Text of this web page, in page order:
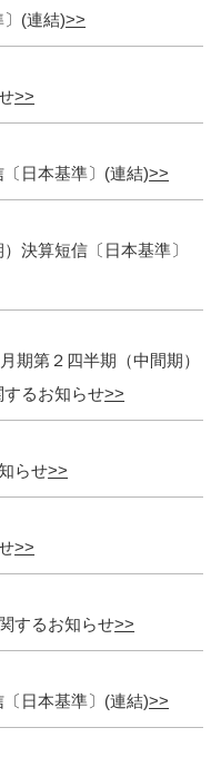
〕(連結)
日本基準〕(連結)
決算短信〔日本基準〕
期第２四半期（中間期）
るお知らせ
らせ
するお知らせ
日本基準〕(連結)